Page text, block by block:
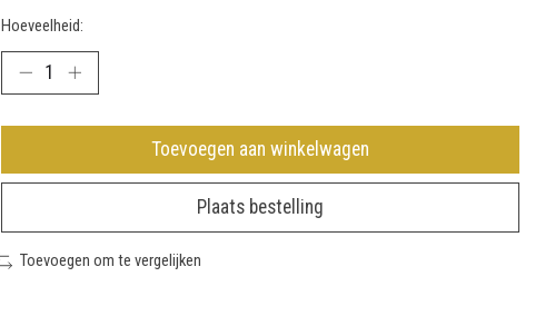
Hoeveelheid:
Toevoegen aan winkelwagen
Plaats bestelling
Toevoegen om te vergelijken